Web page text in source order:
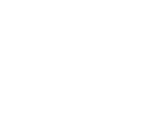
Foto- und